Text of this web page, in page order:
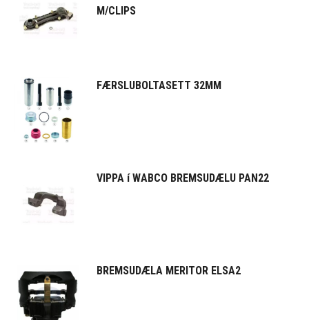
M/CLIPS
FÆRSLUBOLTASETT 32MM
VIPPA í WABCO BREMSUDÆLU PAN22
BREMSUDÆLA MERITOR ELSA2